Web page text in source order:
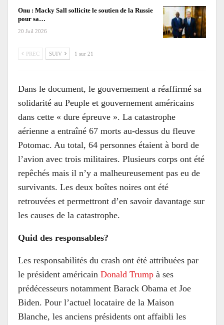
Onu : Macky Sall sollicite le soutien de la Russie
pour sa…
20 Juil 2026
PREC SUIV 1 sur 21
Dans le document, le gouvernement a réaffirmé sa
solidarité au Peuple et gouvernement américains
dans cette « dure épreuve ». La catastrophe
aérienne a entraîné 67 morts au-dessus du fleuve
Potomac. Au total, 64 personnes étaient à bord de
l’avion avec trois militaires. Plusieurs corps ont été
repêchés mais il n’y a malheureusement pas eu de
survivants. Les deux boîtes noires ont été
retrouvées et permettront d’en savoir davantage sur
les causes de la catastrophe.
Quid des responsables?
Les responsabilités du crash ont été attribuées par
le président américain Donald Trump à ses
prédécesseurs notamment Barack Obama et Joe
Biden. Pour l’actuel locataire de la Maison
Blanche, les anciens présidents ont affaibli les